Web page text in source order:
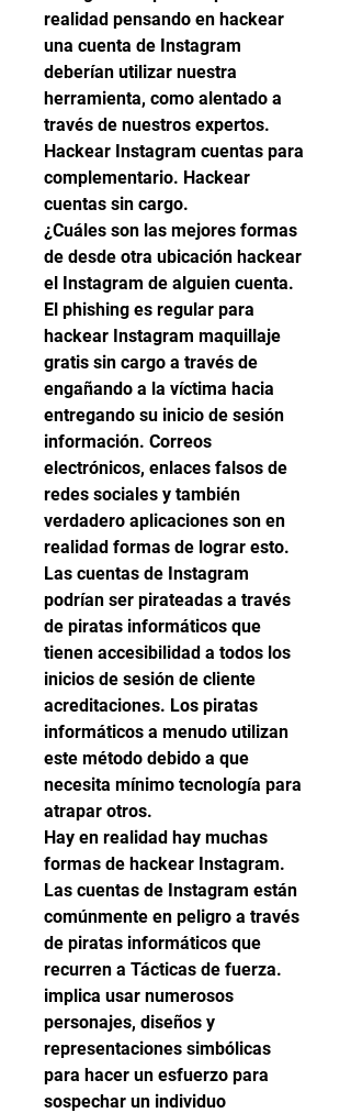
realidad pensando en hackear
una cuenta de Instagram
deberían utilizar nuestra
herramienta, como alentado a
través de nuestros expertos.
Hackear Instagram cuentas para
complementario. Hackear
cuentas sin cargo.
¿Cuáles son las mejores formas
de desde otra ubicación hackear
el Instagram de alguien cuenta.
El phishing es regular para
hackear Instagram maquillaje
gratis sin cargo a través de
engañando a la víctima hacia
entregando su inicio de sesión
información. Correos
electrónicos, enlaces falsos de
redes sociales y también
verdadero aplicaciones son en
realidad formas de lograr esto.
Las cuentas de Instagram
podrían ser pirateadas a través
de piratas informáticos que
tienen accesibilidad a todos los
inicios de sesión de cliente
acreditaciones. Los piratas
informáticos a menudo utilizan
este método debido a que
necesita mínimo tecnología para
atrapar otros.
Hay en realidad hay muchas
formas de hackear Instagram.
Las cuentas de Instagram están
comúnmente en peligro a través
de piratas informáticos que
recurren a Tácticas de fuerza.
implica usar numerosos
personajes, diseños y
representaciones simbólicas
para hacer un esfuerzo para
sospechar un individuo